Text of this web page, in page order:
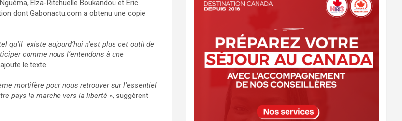
Elza-Ritchuelle Boukandou et Eric
dont Gabonactu.com a obtenu une copie
qu’il existe aujourd’hui n’est plus cet outil de
comme nous l’entendons à une
ajoute le texte.
mortifère pour nous retrouver sur l’essentiel
pays la marche vers la liberté », suggèrent